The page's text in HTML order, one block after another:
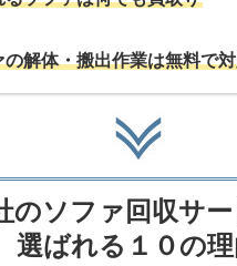
の解体・搬出作業は無料で
のソファ回収サ
選ばれる１０の